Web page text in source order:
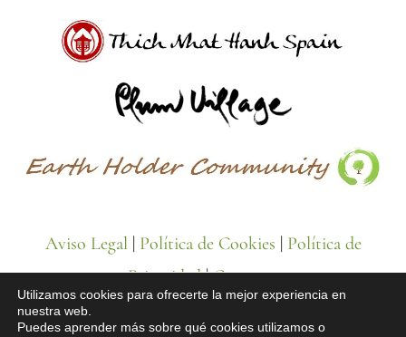
Aviso Legal| Política de Cookies | Política de
Privacidad|Contacto
Utilizamos cookies para ofrecerte la mejor experiencia en
nuestra web.
Puedes aprender más sobre qué cookies utilizamos o